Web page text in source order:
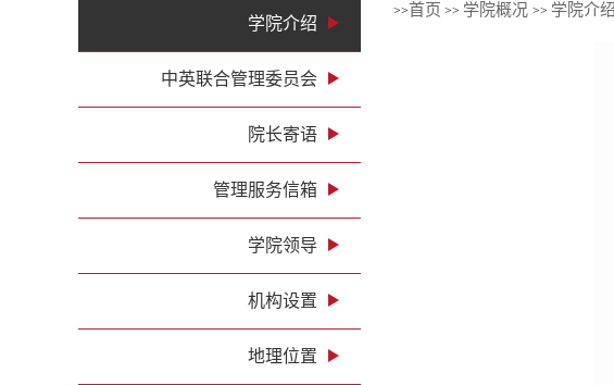
学院介绍
中英联合管理委员会
院长寄语
管理服务信箱
学院领导
机构设置
地理位置
>>首页 >> 学院概况 >> 学院介绍